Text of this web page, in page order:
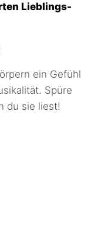
Lieblings-
ein Gefühl
Spüre
du sie liest!